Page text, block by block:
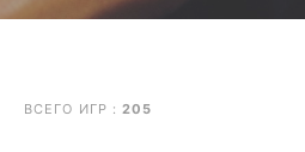
ВСЕГО ИГР :205